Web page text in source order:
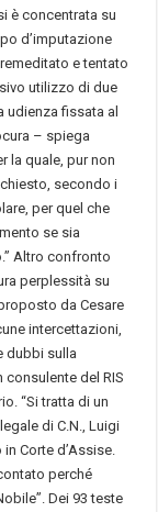
è concentrata su
d’imputazione
e tentato
utilizzo di due
udienza fissata al
– spiega
la quale, pur non
secondo i
per quel che
se sia
Altro confronto
perplessità su
da Cesare
intercettazioni,
dubbi sulla
consulente del RIS
“Si tratta di un
di C.N., Luigi
Corte d’Assise.
perché
Dei 93 teste